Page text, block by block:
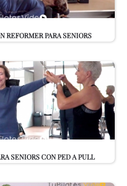
REFORMER PARA SENIORS
SENIORS CON PED A PULL